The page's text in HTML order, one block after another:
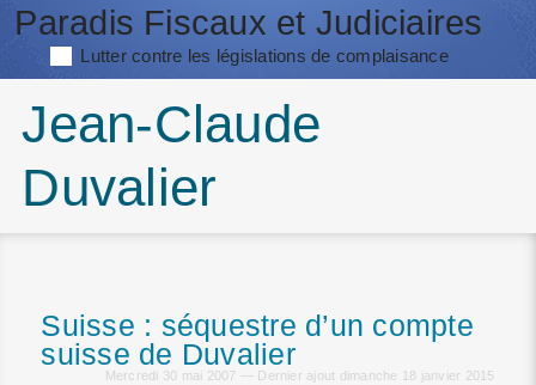
Paradis Fiscaux et Judiciaires
Lutter contre les législations de complaisance
Jean-Claude
Duvalier
Suisse : séquestre d’un compte
suisse de Duvalier
Mercredi 30 mai 2007 — Dernier ajout dimanche 18 janvier 2015